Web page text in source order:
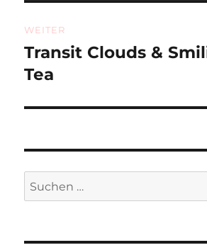
WEITER
Nächster
Beitrag:
Transit Clouds &
Tea
Suchen
nach: